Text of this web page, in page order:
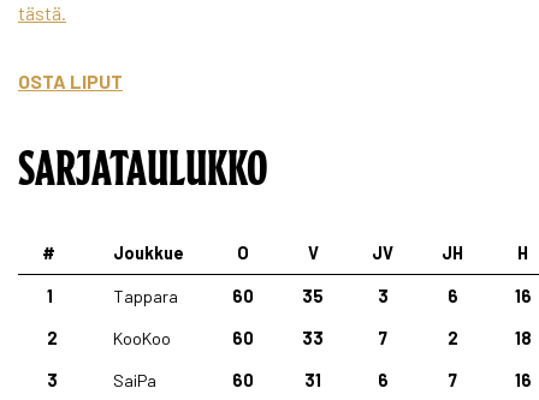
tästä.
OSTA LIPUT
SARJATAULUKKO
# Joukkue O V JV JH H
1 Tappara 60 35 3 6 16
2 KooKoo 60 33 7 2 18
3 SaiPa 60 31 6 7 16